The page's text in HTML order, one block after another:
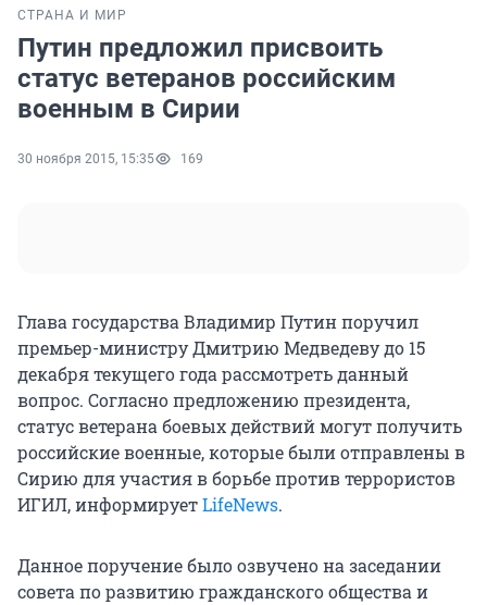
СТРАНА И МИР
Путин предложил присвоить
статус ветеранов российским
военным в Сирии
30 ноября 2015, 15:35 169
Глава государства Владимир Путин поручил
премьер-министру Дмитрию Медведеву до 15
декабря текущего года рассмотреть данный
вопрос. Согласно предложению президента,
статус ветерана боевых действий могут получить
российские военные, которые были отправлены в
Сирию для участия в борьбе против террористов
ИГИЛ, информируетLifeNews.
Данное поручение было озвучено на заседании
совета по развитию гражданского общества и